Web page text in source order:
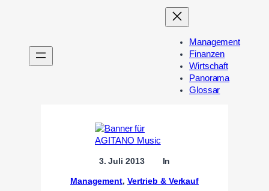
n
Management
Finanzen
Wirtschaft
Panorama
Glossar
3. Juli 2013 In
Management, Vertrieb & Verkauf